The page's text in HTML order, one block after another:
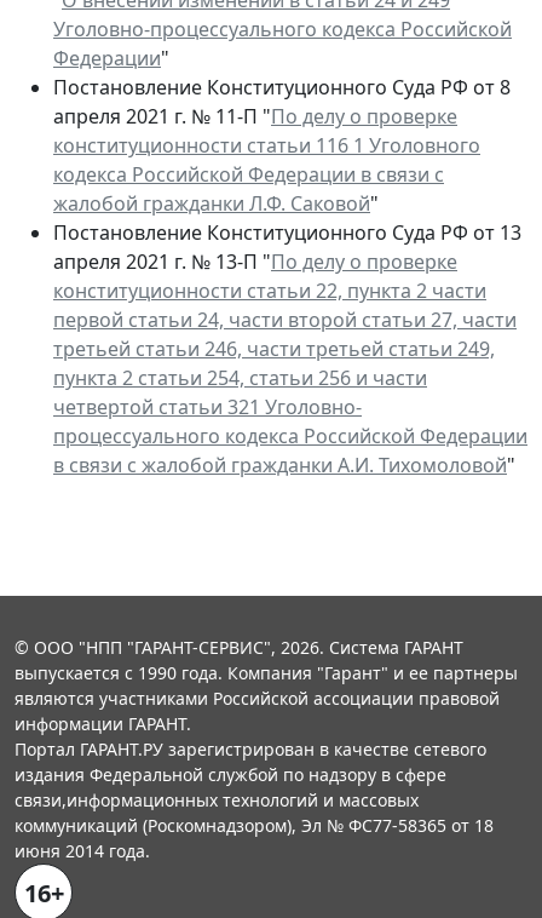
Уголовно-процессуального кодекса Российской
Федерации"
Постановление Конституционного Суда РФ от 8
апреля 2021 г. № 11-П "По делу о проверке
конституционности статьи 116 1 Уголовного
кодекса Российской Федерации в связи с
жалобой гражданки Л.Ф. Саковой"
Постановление Конституционного Суда РФ от 13
апреля 2021 г. № 13-П "По делу о проверке
конституционности статьи 22, пункта 2 части
первой статьи 24, части второй статьи 27, части
третьей статьи 246, части третьей статьи 249,
пункта 2 статьи 254, статьи 256 и части
четвертой статьи 321 Уголовно-
процессуального кодекса Российской Федерации
в связи с жалобой гражданки А.И. Тихомоловой"
© ООО "НПП "ГАРАНТ-СЕРВИС", 2026. Система ГАРАНТ
выпускается с 1990 года. Компания "Гарант" и ее партнеры
являются участниками Российской ассоциации правовой
информации ГАРАНТ.
Портал ГАРАНТ.РУ зарегистрирован в качестве сетевого
издания Федеральной службой по надзору в сфере
связи,информационных технологий и массовых
коммуникаций (Роскомнадзором), Эл № ФС77-58365 от 18
июня 2014 года.
16+